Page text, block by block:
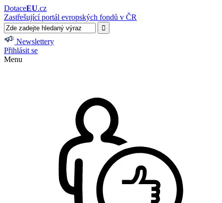
DotaceEU.cz
Zastřešující portál evropských fondů v ČR
Newslettery
Přihlásit se
Menu